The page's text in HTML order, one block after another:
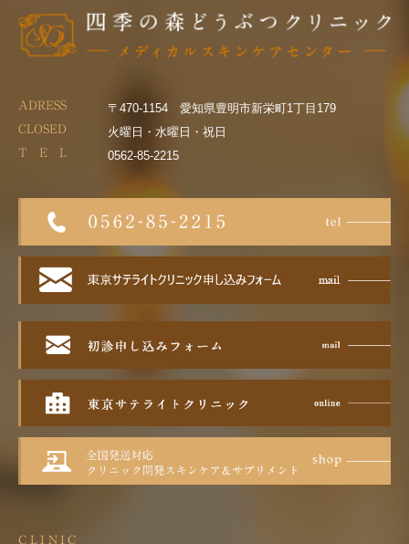
ADRESS 〒470-1154 愛知県豊明市新栄町1丁目179
CLOSED 火曜日・水曜日・祝日
T E L 0562-85-2215
CLINIC